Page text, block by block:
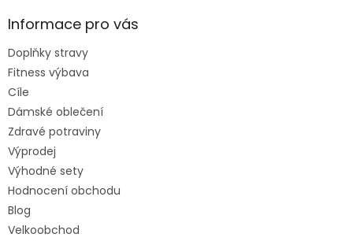
Informace pro vás
Doplňky stravy
Fitness výbava
Cíle
Dámské oblečení
Zdravé potraviny
Výprodej
Výhodné sety
Hodnocení obchodu
Blog
Velkoobchod